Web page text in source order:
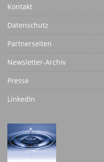
Kontakt
Datenschutz
Partnerseiten
Newsletter-Archiv
Presse
LinkedIn